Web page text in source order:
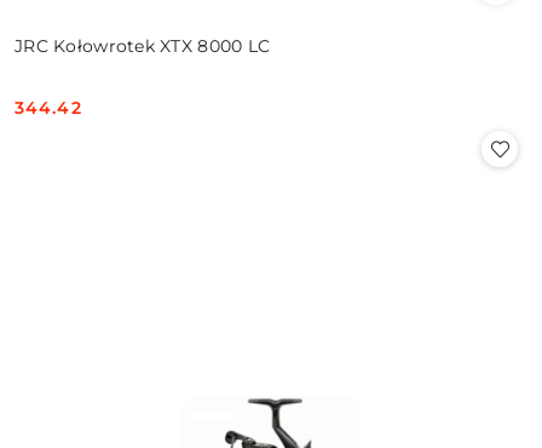
JRC Kołowrotek XTX 8000 LC
Cena:
344.42